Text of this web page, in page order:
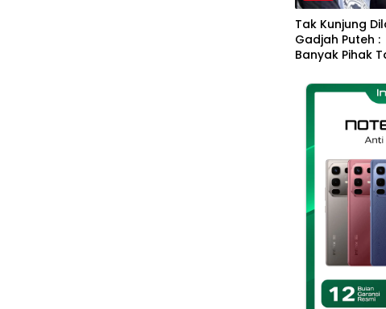
Tak Kunjung
Gadjah Puteh :
Banyak Pihak
Jadi Pemimpin